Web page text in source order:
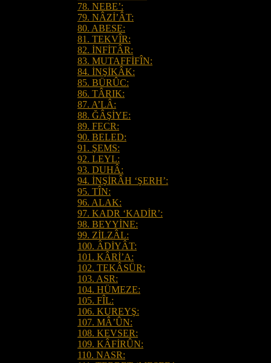
78. NEBE’:
79. NÂZİ’ÂT:
80. ABESE:
81. TEKVÎR:
82. İNFİTÂR:
83. MUTAFFİFÎN:
84. İNŞİKÂK:
85. BÜRÛC:
86. TÂRIK:
87. A’LÂ:
88. ĞÂŞİYE:
89. FECR:
90. BELED:
91. ŞEMS:
92. LEYL:
93. DUHÂ:
94. İNŞİRÂH ‘ŞERH’:
95. TÎN:
96. ALAK:
97. KADR ‘KADİR’:
98. BEYYİNE:
99. ZİLZÂL:
100. ÂDİYÂT:
101. KÂRİ’A:
102. TEKÂSÜR:
103. ASR:
104. HÜMEZE:
105. FÎL:
106. KUREYŞ:
107. MÂ’ÛN:
108. KEVSER:
109. KÂFİRÛN:
110. NASR: